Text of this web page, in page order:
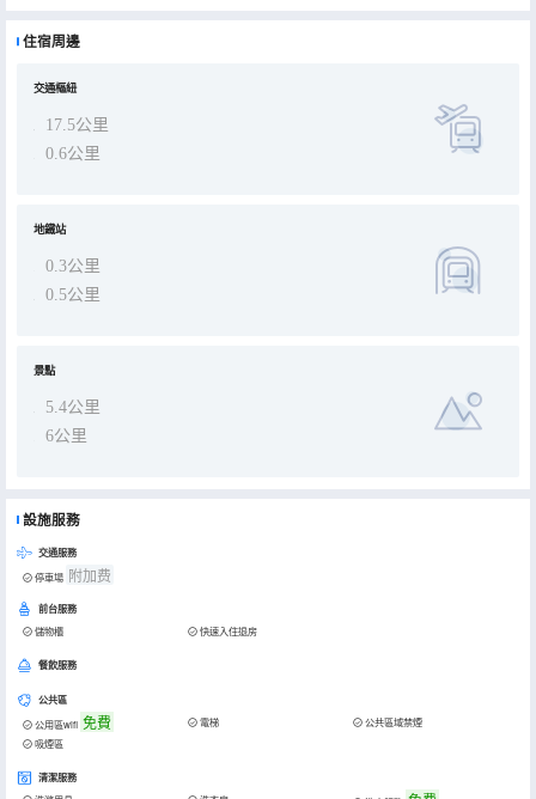
住宿周邊
交通樞紐
17.5公里
0.6公里
地鐵站
0.3公里
0.5公里
景點
5.4公里
6公里
設施服務
交通服務
停車場 附加费
前台服務
儲物櫃 快速入住退房
餐飲服務
公共區
公用區wifi 免費 電梯
公共區域禁煙
吸煙區
清潔服務